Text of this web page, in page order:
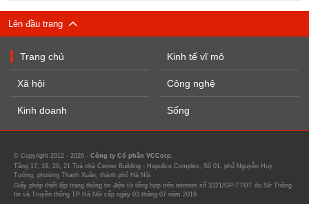
Lên đầu trang
Trang chủ
Xã hội
Kinh doanh
Kinh tế vĩ mô
Công nghệ
Sống
© Copyright 2012 - 2026 - Công ty Cổ phần VCCorp.
Tầng 17, 19, 20, 21 Toà nhà Center Building - Hapulico Complex, Số 01, phố Nguyễn Huy
Tưởng, phường Thanh Xuân, thành phố Hà Nội
Giấy phép thiết lập trang thông tin điện tử tổng hợp trên internet số 3321/GP-TTĐT do Sở Thông
tin và Truyền thông TP Hà Nội cấp ngày 03 tháng 07 năm 2019.